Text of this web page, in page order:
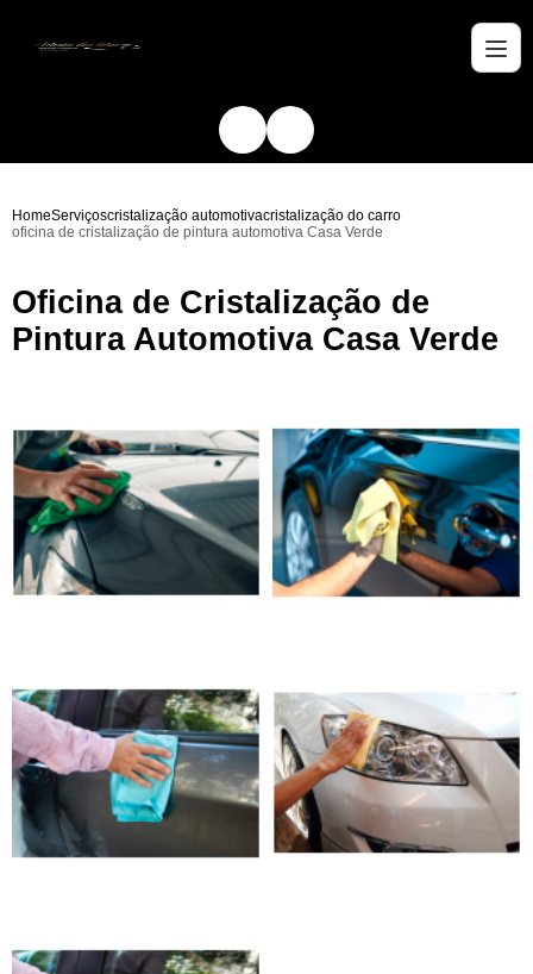
HomeServiçoscristalização automotivacristalização do carro
oficina de cristalização de pintura automotiva Casa Verde
Oficina de Cristalização de
Pintura Automotiva Casa Verde